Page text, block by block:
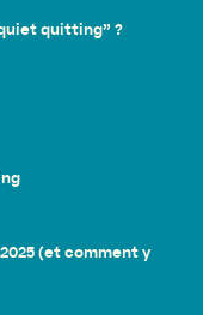
quitting” ?
(et comment y